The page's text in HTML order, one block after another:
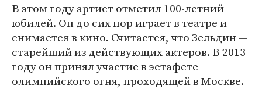
В этом году артист отметил 100-летний
юбилей. Он до сих пор играет в театре и
снимается в кино. Считается, что Зельдин —
старейший из действующих актеров. В 2013
году он принял участие в эстафете
олимпийского огня, проходящей в Москве.